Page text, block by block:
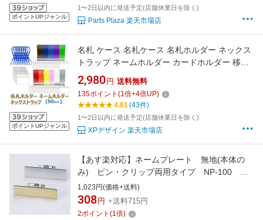
ポイントUPジャンル
1〜2日以内に発送予定(店舗休業日を除く)
Parts Plaza 楽天市場店
ポイントUPジャンル
名札 ケース 名札ケース 名札ホルダー ネックス
トラップ ネームホルダー カードホルダー 移動
ポケット 展示会 イベント idカード idバッジ ス
トラップ idケース icカード ストラップid ネーム
ストラップ 名札クリップ（50セット）
2,980 円 送料無料
135ポイント (1倍+4倍UP)
4.81(43件)
1〜2日以内に発送予定(店舗休業日を除く)
XPデザイン 楽天市場店
【あす楽対応】ネームプレート 無地(本体の
み) ピン・クリップ両用タイプ NP-100 ゴ
ールド・シルバー
1,023円(価格+送料)
308 円 +送料715円
2ポイント (1倍)